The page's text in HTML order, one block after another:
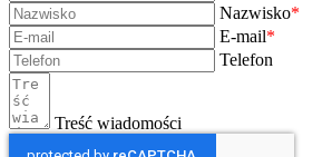
Nazwisko*
E-mail*
Telefon
Treść wiadomości